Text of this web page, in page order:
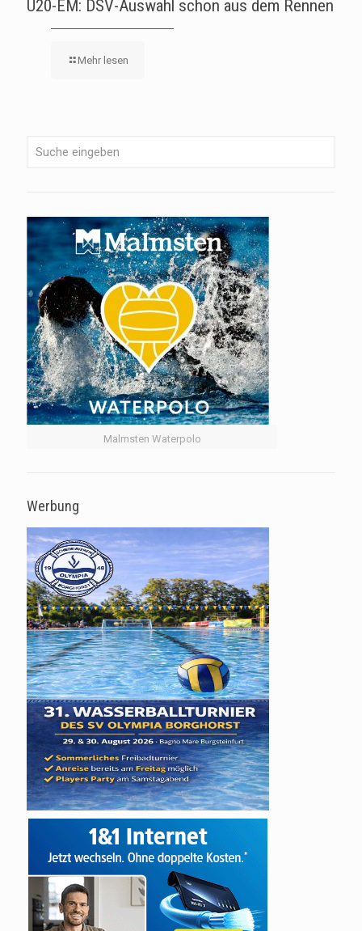
U20-EM: DSV-Auswahl schon aus dem Rennen
Mehr lesen
Malmsten Waterpolo
Werbung